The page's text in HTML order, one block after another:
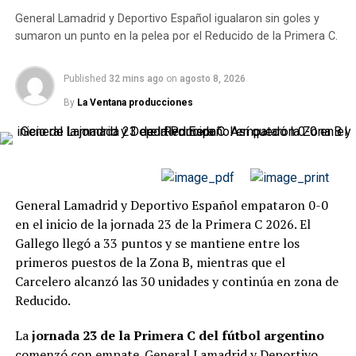
lo dejó solo a Eric Meza por la derecha, que le pegó un
derechazo muy fuerte al primer palo y abrió el
marcador.
Central reaccionó a los 7 minutos con una gran jugada
gambeteó a Delgado y a Álvarez, que lo tomó del cuerpo
por todo Colón, que Alejo Véliz cambió por gol a los 10
Central volvió a llegar a los 17 minutos con una
habilitación de Malcorra a Martínez, pero esta vez
Chicco salvó hacia su derecha, en gran forma.
Colón respondió a los 19 minutos con una buena jugada
área, Broun salvó a medias y Farías la recibió por la
sigue sin perder sets
y 6-2para avanzar a la final.
La primera manga fue la parte más exigente del
encuentro. Yaneva, que había demostrado una enorme
rondas anteriores, volvió a plantear una batalla y llevó
el parcial hasta el desempate.
General Lamadrid y Deportivo Español igualaron sin goles y
sumaron un punto en la pelea por el Reducido de la Primera C.
Published 32 mins ago on agosto 8, 2026
By La Ventana producciones
General Lamadrid y Deportivo Español empataron 0-0
en el inicio de la jornada 23 de la Primera C 2026. El
Gallego llegó a 33 puntos y se mantiene entre los
primeros puestos de la Zona B, mientras que el
Carcelero alcanzó las 30 unidades y continúa en zona de
Reducido.
Lajornada 23 de la Primera C del fútbol argentino